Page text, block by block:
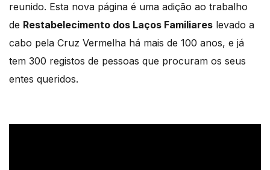
reunido. Esta nova página é uma adição ao trabalho
de Restabelecimento dos Laços Familiares levado a
cabo pela Cruz Vermelha há mais de 100 anos, e já
tem 300 registos de pessoas que procuram os seus
entes queridos.